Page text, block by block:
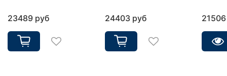
23489 руб 24403 руб